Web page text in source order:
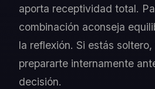
aporta receptividad total.
combinación aconseja
la reflexión. Si estás
prepararte internamente
decisión.